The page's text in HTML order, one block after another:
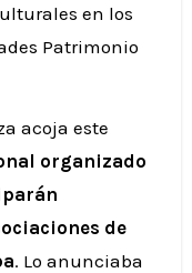
en los
Patrimonio
acoja este
organizado
de
. Lo anunciaba